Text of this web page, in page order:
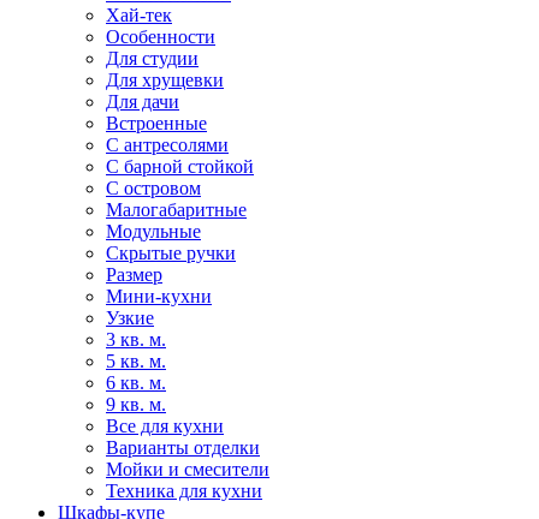
Хай-тек
Особенности
Для студии
Для хрущевки
Для дачи
Встроенные
С антресолями
С барной стойкой
С островом
Малогабаритные
Модульные
Скрытые ручки
Размер
Мини-кухни
Узкие
3 кв. м.
5 кв. м.
6 кв. м.
9 кв. м.
Все для кухни
Варианты отделки
Мойки и смесители
Техника для кухни
Шкафы-купе